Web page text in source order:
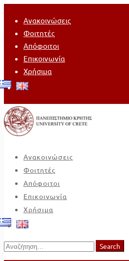
Ανακοινώσεις
Φοιτητές
Απόφοιτοι
Επικοινωνία
Χρήσιμα
Ανακοινώσεις
Φοιτητές
Απόφοιτοι
Επικοινωνία
Χρήσιμα
Search
for:
Search